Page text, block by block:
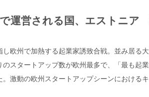
運営される国、エストニア
欧州で加熱する起業家誘致合戦。並み居る
のスタートアップ数が欧州最多で、「最も起
。激動の欧州スタートアップシーンにおける